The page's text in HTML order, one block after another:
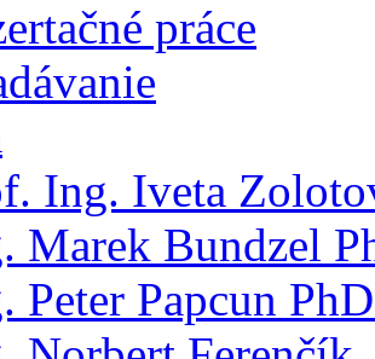
práce
Ing. Iveta
Marek Bundzel
Peter Papcun